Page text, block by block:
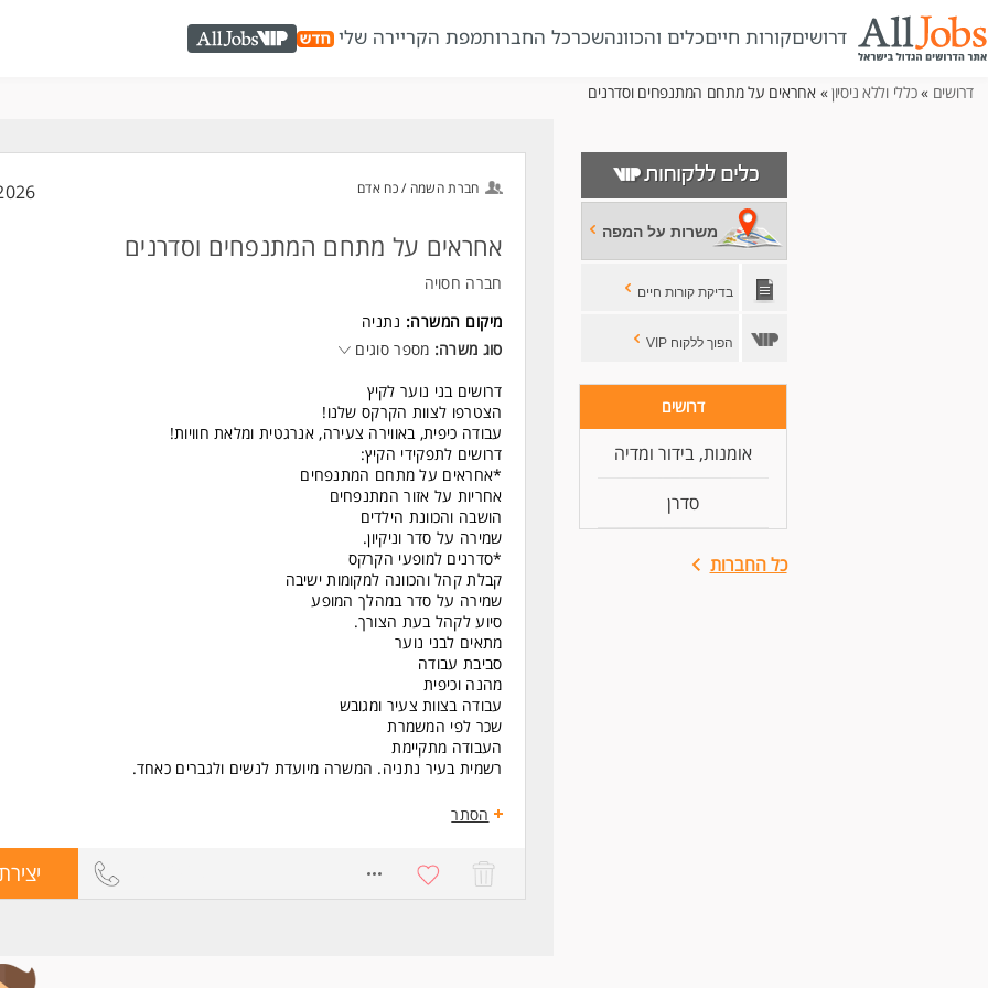
דרושיםקורות חייםכלים והכוונהשכרכל החברותמפת הקריירה שלי AllJobs VIP
דרושים »כללי וללא ניסיון» אחראים על מתחם המתנפחים וסדרנים
משרות על המפה
בדיקת קורות חיים
הפוך ללקוח VIP
דרושים
אומנות, בידור ומדיה
סדרן
כל החברות
חברת השמה / כח אדם
אחראים על מתחם המתנפחים וסדרנים
חברה חסויה
מיקום המשרה: נתניה
סוג משרה: מספר סוגים
דרושים בני נוער לקיץ
הצטרפו לצוות הקרקס שלנו!
עבודה כיפית, באווירה צעירה, אנרגטית ומלאת חוויות!
דרושים לתפקידי הקיץ:
*אחראים על מתחם המתנפחים
אחריות על אזור המתנפחים
הושבה והכוונת הילדים
שמירה על סדר וניקיון.
*סדרנים למופעי הקרקס
קבלת קהל והכוונה למקומות ישיבה
שמירה על סדר במהלך המופע
סיוע לקהל בעת הצורך.
מתאים לבני נוער
סביבת עבודה
מהנה וכיפית
עבודה בצוות צעיר ומגובש
שכר לפי המשמרת
העבודה מתקיימת
רשמית בעיר נתניה. המשרה מיועדת לנשים ולגברים כאחד.
הסתר